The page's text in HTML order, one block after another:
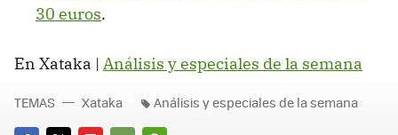
30 euros.
En Xataka | Análisis y especiales de la semana
TEMAS Xataka Análisis y especiales de la semana